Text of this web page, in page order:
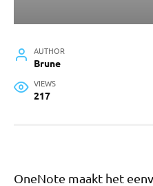
AUTHOR
Brune
VIEWS
217
OneNote maakt het